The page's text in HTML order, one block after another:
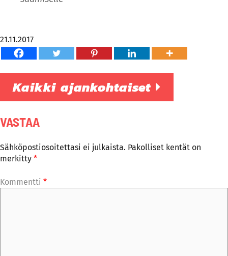
21.11.2017
Kaikki ajankohtaiset
VASTAA
Sähköpostiosoitettasi ei julkaista. Pakolliset kentät on
merkitty *
Kommentti *